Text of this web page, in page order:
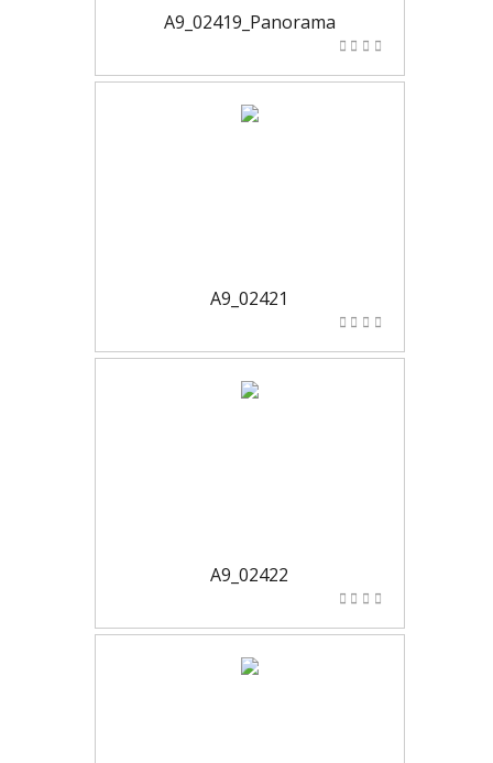
A9_02419_Panorama
A9_02421
A9_02422